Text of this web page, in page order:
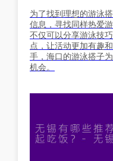
为了找到理想的游泳
信息，寻找同样热爱
不仅可以分享游泳技
点，让活动更加有趣
手，海口的游泳搭子
机会。